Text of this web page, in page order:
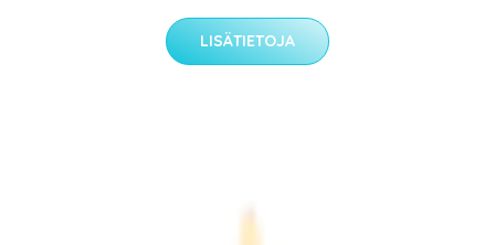
LISÄTIETOJA